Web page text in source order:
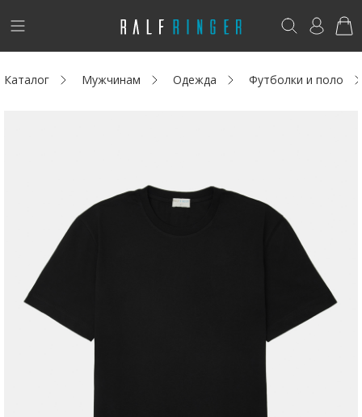
!
Новинки
Капсула
Аутлет
Акции / Новости
Возникли вопросы? - club@ralf.ru
Каталог Мужчинам Одежда Футболки и поло